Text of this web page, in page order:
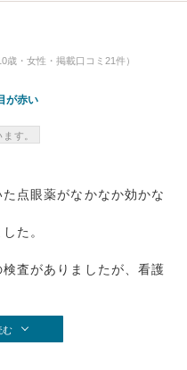
・女性・掲載口コミ21件）
が赤い
す。
点眼薬がなかなか効かな
た。
査がありましたが、看護
む